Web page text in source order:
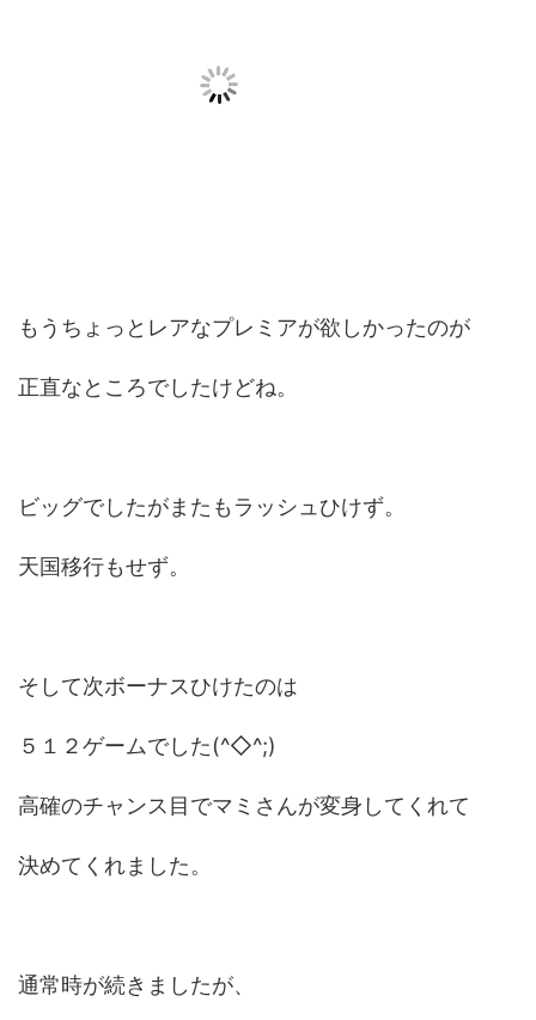
もうちょっとレアなプレミアが欲しかったのが
正直なところでしたけどね。
ビッグでしたがまたもラッシュひけず。
天国移行もせず。
そして次ボーナスひけたのは
５１２ゲームでした(^◇^;)
高確のチャンス目でマミさんが変身してくれて
決めてくれました。
通常時が続きましたが、